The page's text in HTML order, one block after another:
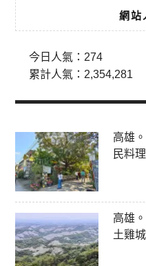
網站
今日人氣： 274
累計人氣： 2,354,281
高雄
民料
高雄
土雞城